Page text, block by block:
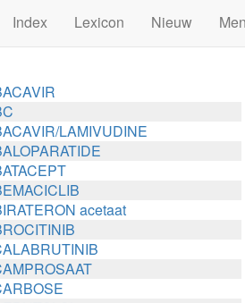
Index Lexicon Nieuw
LAMIVUDINE
acetaat